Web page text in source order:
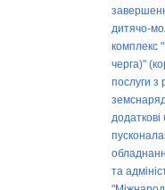
дитячо-
комплекс
черга)"
послуги з
та